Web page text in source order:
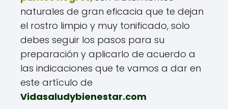
naturales de gran eficacia que te dejan
el rostro limpio y muy tonificado, solo
debes seguir los pasos para su
preparación y aplicarlo de acuerdo a
las indicaciones que te vamos a dar en
este artículo de
Vidasaludybienestar.com